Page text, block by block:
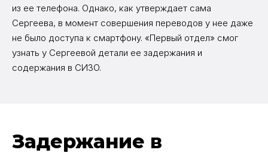
из ее телефона. Однако, как утверждает сама
Сергеева, в момент совершения переводов у нее даже
не было доступа к смартфону. «Первый отдел» смог
узнать у Сергеевой детали ее задержания и
содержания в СИЗО.
Задержание в